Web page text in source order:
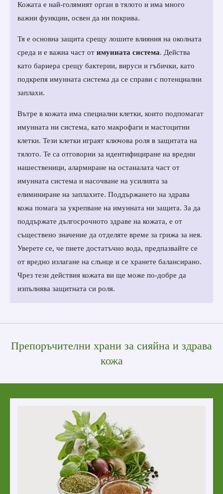
Кожата е най-голямият орган в тялото и има много
важни функции, освен да ни покрива.
Тя е основна защита срещу лошите влияния на околната
среда и е важна част от имунната система. Действа
като бариера срещу бактерии, вируси и гъбички, като
подкрепя имунната система да се справи с потенциални
заплахи.
Вътре в кожата има специални клетки, които подпомагат
имунната ни система, като макрофаги и мастоцитни
клетки. Тези клетки играят ключова роля в защитата на
тялото. Те са отговорни за идентифициране на вредни
нашественици, алармиране на останалата част от
имунната система и насочване на усилията за
елиминиране на заплахите. Поддържането на здрава
кожа помага за укрепване на имунната ни защита. За да
поддържате дългосрочното здраве на кожата, е от
съществено значение да отделяте време за грижа за нея.
Уверете се, че пиете достатъчно вода, предпазвайте се
от вредно излагане на слънце и се хранете балансирано.
Чрез тези действия кожата ви ще може по-добре да
изпълнява защитната си роля.
Препоръчителни храни за сияйна и здрава
кожа